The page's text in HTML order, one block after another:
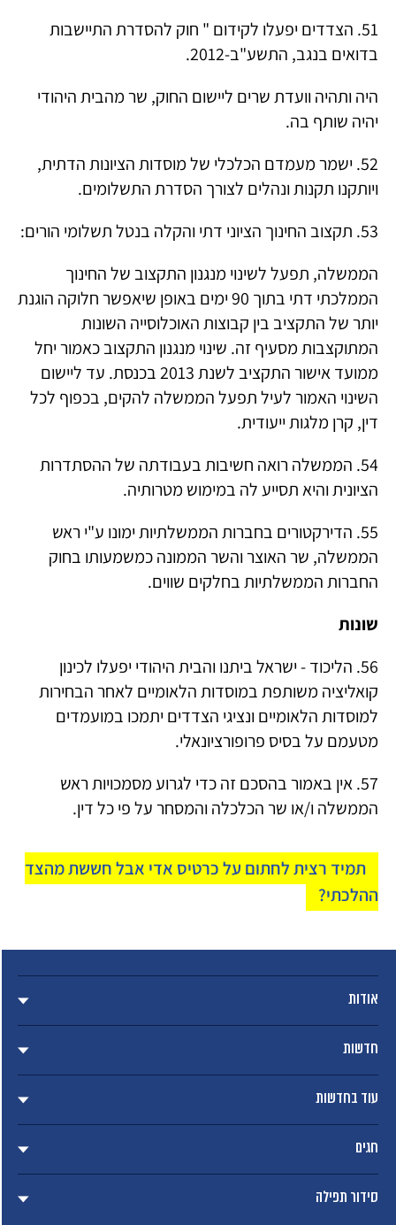
51. הצדדים יפעלו לקידום " חוק להסדרת התיישבות
בדואים בנגב, התשע"ב-2012.
היה ותהיה וועדת שרים ליישום החוק, שר מהבית היהודי
יהיה שותף בה.
52. ישמר מעמדם הכלכלי של מוסדות הציונות הדתית,
ויותקנו תקנות ונהלים לצורך הסדרת התשלומים.
53. תקצוב החינוך הציוני דתי והקלה בנטל תשלומי הורים:
הממשלה, תפעל לשינוי מנגנון התקצוב של החינוך
הממלכתי דתי בתוך 90 ימים באופן שיאפשר חלוקה הוגנת
יותר של התקציב בין קבוצות האוכלוסייה השונות
המתוקצבות מסעיף זה. שינוי מנגנון התקצוב כאמור יחל
ממועד אישור התקציב לשנת 2013 בכנסת. עד ליישום
השינוי האמור לעיל תפעל הממשלה להקים, בכפוף לכל
דין, קרן מלגות ייעודית.
54. הממשלה רואה חשיבות בעבודתה של ההסתדרות
הציונית והיא תסייע לה במימוש מטרותיה.
55. הדירקטורים בחברות הממשלתיות ימונו ע"י ראש
הממשלה, שר האוצר והשר הממונה כמשמעותו בחוק
החברות הממשלתיות בחלקים שווים.
שונות
56. הליכוד - ישראל ביתנו והבית היהודי יפעלו לכינון
קואליציה משותפת במוסדות הלאומיים לאחר הבחירות
למוסדות הלאומיים ונציגי הצדדים יתמכו במועמדים
מטעמם על בסיס פרופורציונאלי.
57. אין באמור בהסכם זה כדי לגרוע מסמכויות ראש
הממשלה ו/או שר הכלכלה והמסחר על פי כל דין.
תמיד רצית לחתום על כרטיס אדי אבל חששת מהצד
ההלכתי?
אודות
חדשות
עוד בחדשות
חגים
סידור תפילה